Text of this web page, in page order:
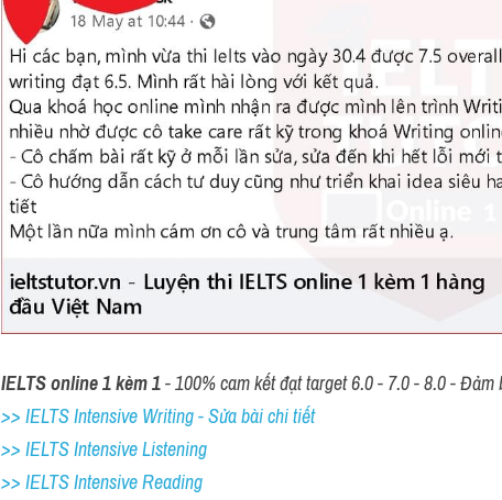
IELTS online 1 kèm 1 - 100% cam kết đạt target 6.0 - 7.0 - 8.0 -
>> IELTS Intensive Writing - Sửa bài chi tiết
>> IELTS Intensive Listening
>> IELTS Intensive Reading